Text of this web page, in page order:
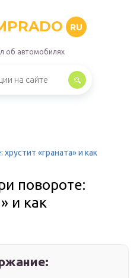
RU
об автомобилях
«граната» и как
повороте:
и как